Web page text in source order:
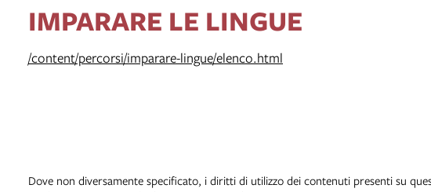
IMPARARE LE LINGUE
/content/percorsi/imparare-lingue/elenco.html
Dove non diversamente specificato, i diritti di utilizzo dei contenuti presenti su